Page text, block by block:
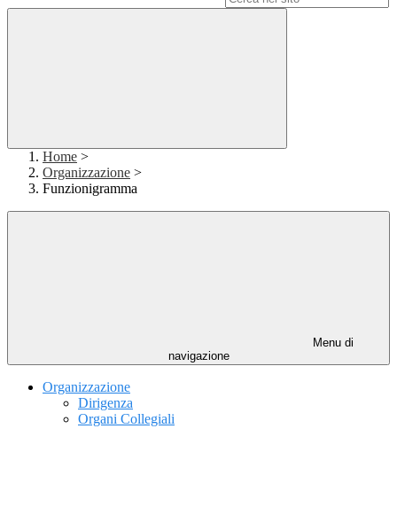
Home >
Organizzazione >
Funzionigramma
Menu di
navigazione
Organizzazione
Dirigenza
Organi Collegiali